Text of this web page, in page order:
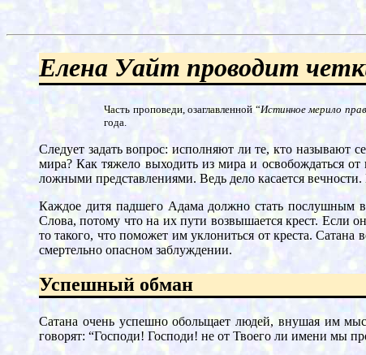
Елена Уайт проводит
Часть проповеди, озаглавленной “Истинное мерило
года.
Следует задать вопрос: исполняют ли те, кто называют
мира? Как тяжело выходить из мира и освобождаться
ложными представлениями. Ведь дело касается
Каждое дитя падшего Адама должно стать послушным
Слова, потому что на их пути возвышается крест. Если
то такого, что поможет им уклониться от креста.
смертельно опасном заблуждении.
Успешный обман
Сатана очень успешно обольщает людей, внушая им
говорят: “Господи! Господи! не от Твоего ли имени мы